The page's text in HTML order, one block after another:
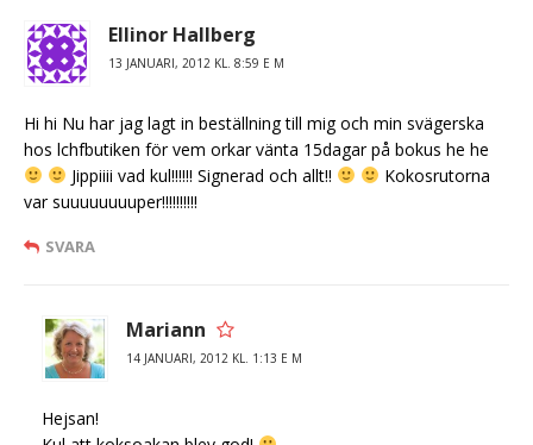
Ellinor Hallberg
13 JANUARI, 2012 KL. 8:59 E M
Hi hi Nu har jag lagt in beställning till mig och min svägerska
hos lchfbutiken för vem orkar vänta 15dagar på bokus he he
Jippiiii vad kul!!!!!! Signerad och allt!!
Kokosrutorna
var suuuuuuuuper!!!!!!!!!!
SVARA
Mariann
14 JANUARI, 2012 KL. 1:13 E M
Hejsan!